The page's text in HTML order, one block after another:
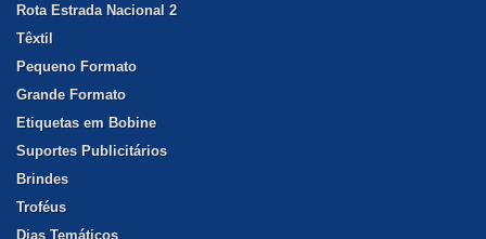
Rota Estrada Nacional 2
Têxtil
Pequeno Formato
Grande Formato
Etiquetas em Bobine
Suportes Publicitários
Brindes
Troféus
Dias Temáticos